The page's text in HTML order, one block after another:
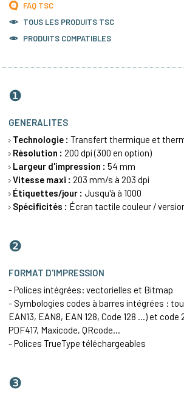
FAQ TSC
TOUS LES PRODUITS TSC
PRODUITS COMPATIBLES
❶
GENERALITES
Technologie : Transfert thermique et
Résolution : 200 dpi (300 en option)
Largeur d'impression : 54 mm
Vitesse maxi : 203 mm/s à 203 dpi
Étiquettes/jour : Jusqu'à à 1000
Spécificités : Écran tactile couleur /
❷
FORMAT D'IMPRESSION
- Polices intégrées: vectorielles et Bitmap
- Symbologies codes à barres intégrées :
EAN13, EAN8, EAN 128, Code 128 ...) et code
PDF417, Maxicode, QRcode...
- Polices TrueType téléchargeables
❸